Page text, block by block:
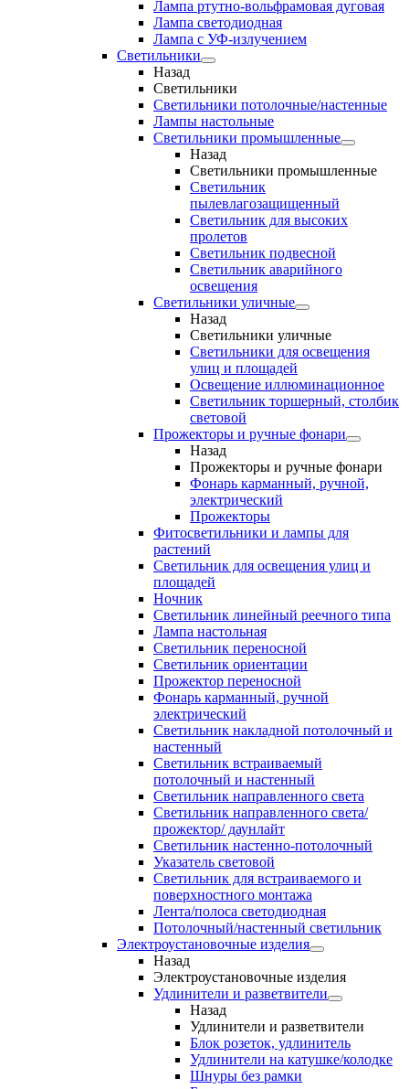
Лампа ртутно-вольфрамовая дуговая
Лампа светодиодная
Лампа с УФ-излучением
Светильники
Назад
Светильники
Светильники потолочные/настенные
Лампы настольные
Светильники промышленные
Назад
Светильники промышленные
Светильник
пылевлагозащищенный
Светильник для высоких
пролетов
Светильник подвесной
Светильник аварийного
освещения
Светильники уличные
Назад
Светильники уличные
Светильники для освещения
улиц и площадей
Освещение иллюминационное
Светильник торшерный, столбик
световой
Прожекторы и ручные фонари
Назад
Прожекторы и ручные фонари
Фонарь карманный, ручной,
электрический
Прожекторы
Фитосветильники и лампы для
растений
Светильник для освещения улиц и
площадей
Ночник
Светильник линейный реечного типа
Лампа настольная
Светильник переносной
Светильник ориентации
Прожектор переносной
Фонарь карманный, ручной
электрический
Светильник накладной потолочный и
настенный
Светильник встраиваемый
потолочный и настенный
Светильник направленного света
Светильник направленного света/
прожектор/ даунлайт
Светильник настенно-потолочный
Указатель световой
Светильник для встраиваемого и
поверхностного монтажа
Лента/полоса светодиодная
Потолочный/настенный светильник
Электроустановочные изделия
Назад
Электроустановочные изделия
Удлинители и разветвители
Назад
Удлинители и разветвители
Блок розеток, удлинитель
Удлинители на катушке/колодке
Шнуры без рамки